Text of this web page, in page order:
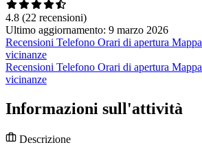
4.8 (22 recensioni)
Ultimo aggiornamento: 9 marzo 2026
Recensioni Telefono Orari di apertura Mappa
vicinanze
Recensioni Telefono Orari di apertura Mappa
vicinanze
Informazioni sull'attività
Descrizione